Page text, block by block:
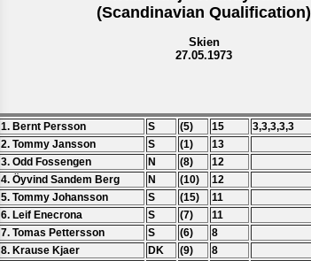
(Scandinavian Qualification)
Skien
27.05.1973
1. Bernt Persson S (5) 15
3,3,3,3,3
2. Tommy Jansson
S (1)
13
3. Odd Fossengen
N (8)
12
4. Öyvind Sandem Berg
N (10)
12
5. Tommy Johansson
S (15)
11
6. Leif Enecrona
S (7)
11
7. Tomas Pettersson
S (6)
8
8. Krause Kjaer
DK (9)
8